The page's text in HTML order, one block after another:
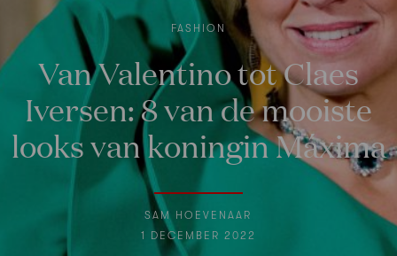
FASHION
Van Valentino tot Claes
Iversen: 8 van de mooiste
looks van koningin Máxima
SAM HOEVENAAR
1 DECEMBER 2022